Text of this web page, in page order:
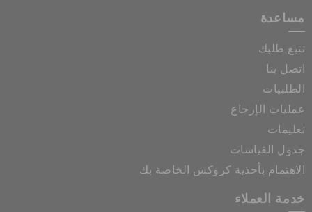
مساعدة
تتبع طلبك
اتصل بنا
الطلبيات
عمليات الإرجاع
تعليمات
جدول القياسات
الاهتمام بأحذية كروكس الخاصة بك
خدمة العملاء